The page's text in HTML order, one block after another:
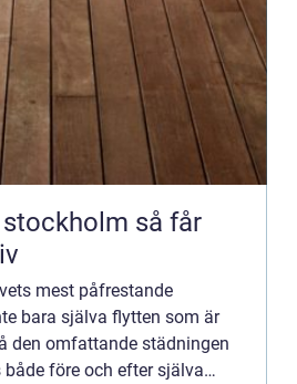
så får
mest påfrestande
bara själva flytten som är
den omfattande städningen
före och efter själva